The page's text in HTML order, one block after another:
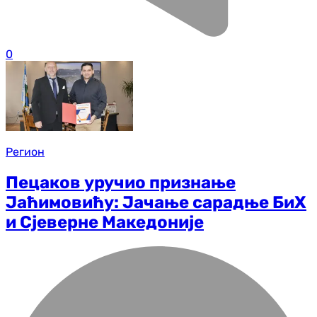
0
Регион
Пецаков уручио признање
Јаћимовићу: Јачање сарадње БиХ
и Сјеверне Македоније